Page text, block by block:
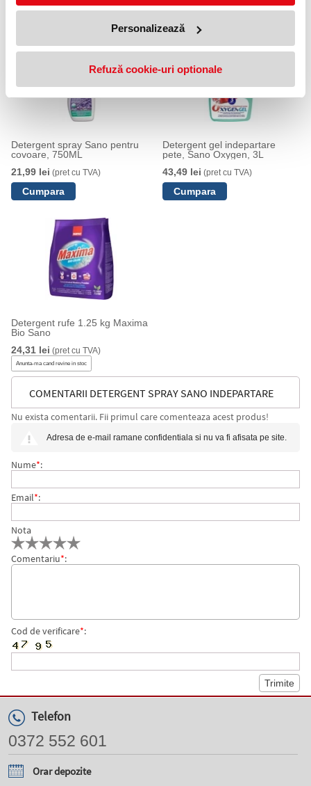
Personalizează
Refuză cookie-uri optionale
Detergent spray Sano pentru
covoare, 750ML
21,99 lei (pret cu TVA)
Detergent gel indepartare
pete, Sano Oxygen, 3L
43,49 lei (pret cu TVA)
Detergent rufe 1.25 kg Maxima
Bio Sano
24,31 lei (pret cu TVA)
Anunta-ma cand revine in stoc
COMENTARII DETERGENT SPRAY SANO INDEPARTARE
Nu exista comentarii. Fii primul care comenteaza acest produs!
Adresa de e-mail ramane confidentiala si nu va fi afisata pe site.
Nume*:
Email*:
Nota
Comentariu*:
Cod de verificare*:
Telefon
0372 552 601
Orar depozite